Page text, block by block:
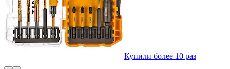
Купили более 10 раз